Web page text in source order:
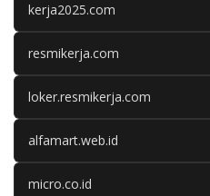
kerja2025.com
resmikerja.com
loker.resmikerja.com
alfamart.web.id
micro.co.id